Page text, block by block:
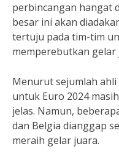
perbincangan hangat
besar ini akan
tertuju pada tim-tim
memperebutkan gelar
Menurut sejumlah
untuk Euro 2024
jelas. Namun,
dan Belgia dianggap
meraih gelar juara.